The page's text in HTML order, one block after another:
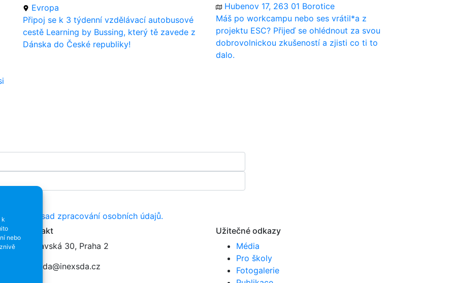
k
nebo
Evropa
Připoj se k 3 týdenní vzdělávací autobusové
cestě Learning by Bussing, který tě zavede z
Dánska do České republiky!
Hubenov 17, 263 01 Borotice
Máš po workcampu nebo ses vrátil*a z
projektu ESC? Přijeď se ohlédnout za svou
dobrovolnickou zkušeností a zjisti co ti to
dalo.
dle
Zásad zpracování osobních údajů.
Kontakt
Varšavská 30, Praha 2
inexsda@inexsda.cz
Užitečné odkazy
Média
Pro školy
Fotogalerie